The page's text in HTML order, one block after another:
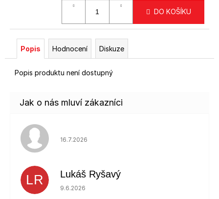
DO KOŠÍKU
Popis Hodnocení Diskuze
Popis produktu není dostupný
Hodnocení obchodu je 5 z 5 hvězdiček.
16.7.2026
LR Lukáš Ryšavý
Hodnocení obchodu je 5 z 5 hvězdiček.
9.6.2026